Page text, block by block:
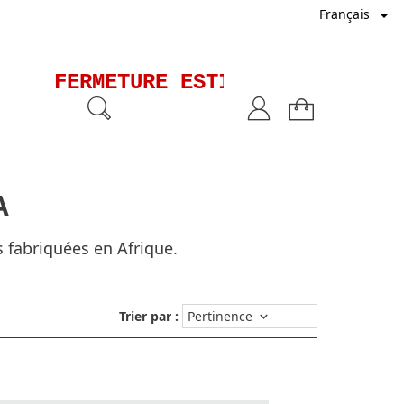
Français 
FERMETURE ESTIVALE -
fabriquées en Afrique.
Trier par : Pertinence keyboard_arrow_down